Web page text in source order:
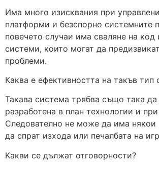
Има много изисквания при
платформи и безспорно системните
повечето случаи има сваляне на код
системи, които могат да
проблеми.
Каква е ефективността на такъв тип
Такава система трябва също така
разработена в план технологии и
Следователно не може да има някои
да спрат изхода или печалбата на
Какви се дължат отговорности?